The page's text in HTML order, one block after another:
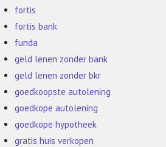
fortis
fortis bank
funda
geld lenen zonder bank
geld lenen zonder bkr
goedkoopste autolening
goedkope autolening
goedkope hypotheek
gratis huis verkopen